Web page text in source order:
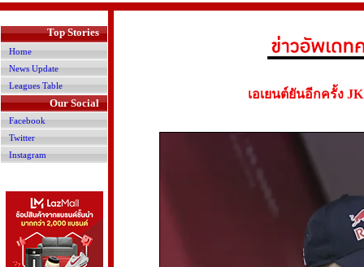
Top Stories
Home
News Update
Leagues Table
Our Social
Facebook
Twitter
Instagram
เอเยนต์ยันอีกครั้ง